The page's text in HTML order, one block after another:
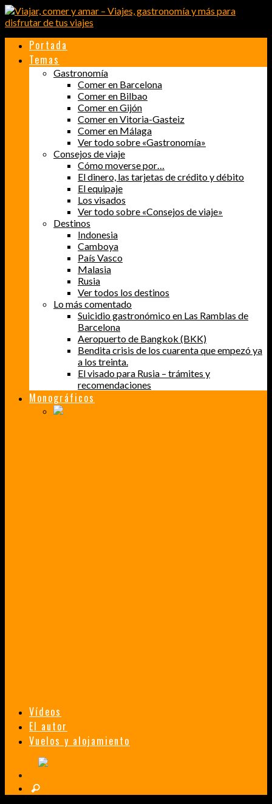
Portada
Temas
Gastronomía
Comer en Barcelona
Comer en Bilbao
Comer en Gijón
Comer en Vitoria-Gasteiz
Comer en Málaga
Ver todo sobre «Gastronomía»
Consejos de viaje
Cómo moverse por…
El dinero, las tarjetas de crédito y débito
El equipaje
Los visados
Ver todo sobre «Consejos de viaje»
Destinos
Indonesia
Camboya
País Vasco
Malasia
Rusia
Ver todos los destinos
Lo más comentado
Suicidio gastronómico en Las Ramblas de
Barcelona
Aeropuerto de Bangkok (BKK)
Bendita crisis de los cuarenta que empezó ya
a los treinta.
El visado para Rusia – trámites y
recomendaciones
Monográficos
Vídeos
El autor
Vuelos y alojamiento